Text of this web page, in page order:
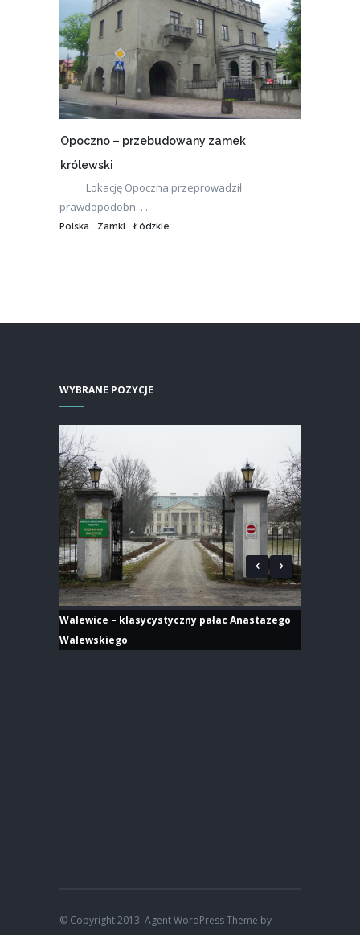
Opoczno – przebudowany zamek
królewski
Lokację Opoczna przeprowadził
prawdopodobn. . .
Polska Zamki Łódzkie
WYBRANE POZYCJE
Walewice – klasycystyczny pałac Anastazego
Walewskiego
© Copyright 2013. Agent WordPress Theme by